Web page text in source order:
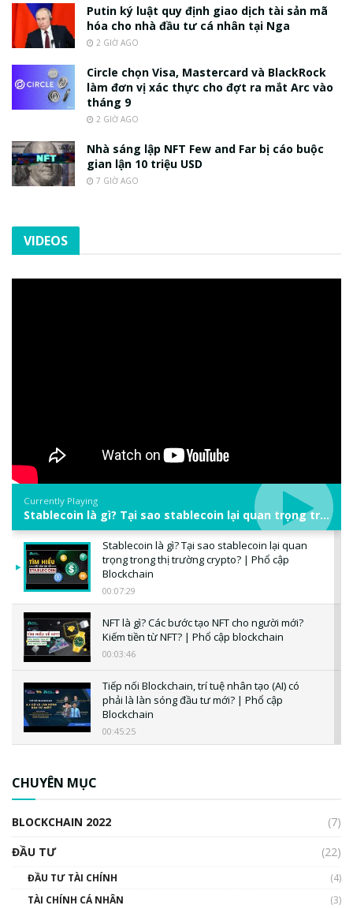
Putin ký luật quy định giao dịch tài sản mã
hóa cho nhà đầu tư cá nhân tại Nga
2 GIỜ AGO
Circle chọn Visa, Mastercard và BlackRock
làm đơn vị xác thực cho đợt ra mắt Arc vào
tháng 9
2 GIỜ AGO
Nhà sáng lập NFT Few and Far bị cáo buộc
gian lận 10 triệu USD
7 GIỜ AGO
VIDEOS
Currently Playing
Stablecoin là gì? Tại sao stablecoin lại quan trọng trong thị trường crypto? | Phổ cập Blockchain
Stablecoin là gì? Tại sao stablecoin lại quan
trọng trong thị trường crypto? | Phổ cập
Blockchain
00:07:29
NFT là gì? Các bước tạo NFT cho người mới?
Kiếm tiền từ NFT? | Phổ cập blockchain
00:03:46
Tiếp nối Blockchain, trí tuệ nhân tạo (AI) có
phải là làn sóng đầu tư mới? | Phổ cập
Blockchain
00:45:25
00:02:14
CHUYÊN MỤC
BLOCKCHAIN 2022
(7)
ĐẦU TƯ
(22)
ĐẦU TƯ TÀI CHÍNH
(4)
TÀI CHÍNH CÁ NHÂN
(3)